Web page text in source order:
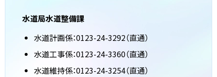
水道局水道整備課
水道計画係：0123-24-3292（直通）
水道工事係：0123-24-3360（直通）
水道維持係：0123-24-3254（直通）